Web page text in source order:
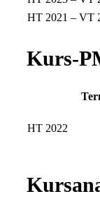
HT 2021 – VT
Kurs-
HT 2022